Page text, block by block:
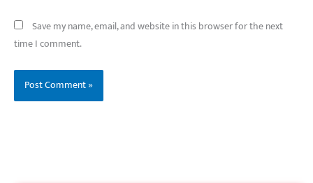
Save my name, email, and website in this browser for the next
time I comment.